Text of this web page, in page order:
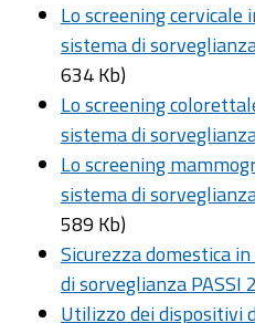
Lo screening cervicale
sistema di
634 Kb)
Lo screening
sistema di
Lo screening
sistema di
589 Kb)
Sicurezza domestica
di sorveglianza PASSI
Utilizzo dei dispositivi